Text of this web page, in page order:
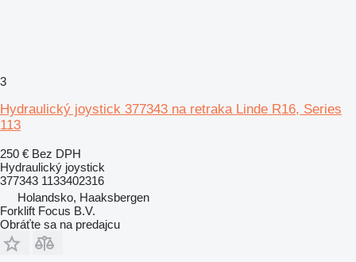
3
Hydraulický joystick 377343 na retraka Linde R16, Series
113
250 € Bez DPH
Hydraulický joystick
377343 1133402316
Holandsko, Haaksbergen
Forklift Focus B.V.
Obráťte sa na predajcu